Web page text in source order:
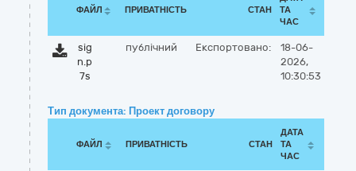
ФАЙЛ ПРИВАТНІСТЬ СТАН
ТА
ЧАС
sig
n.p
7s
публічний Експортовано:
18-06-
2026,
10:30:53
Тип документа: Проект договору
ФАЙЛ ПРИВАТНІСТЬ СТАН
ДАТА
ТА
ЧАС